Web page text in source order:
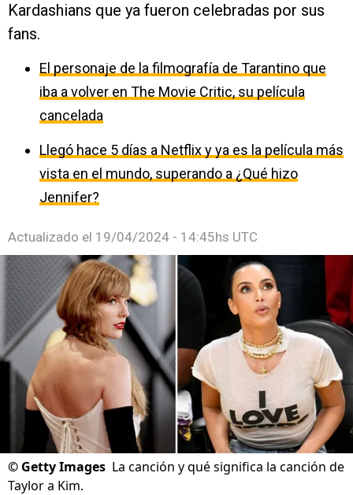
Kardashians que ya fueron celebradas por sus
fans.
El personaje de la filmografía de Tarantino que
iba a volver en The Movie Critic, su película
cancelada
Llegó hace 5 días a Netflix y ya es la película más
vista en el mundo, superando a ¿Qué hizo
Jennifer?
Actualizado el 19/04/2024 - 14:45hs UTC
© Getty Images La canción y qué significa la canción de
Taylor a Kim.